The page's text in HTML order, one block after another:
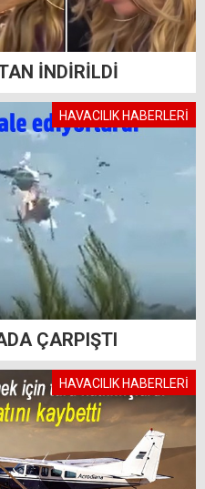
İNDİRİLDİ
HAVACILIK HABERLERİ
ÇARPIŞTI
HAVACILIK HABERLERİ